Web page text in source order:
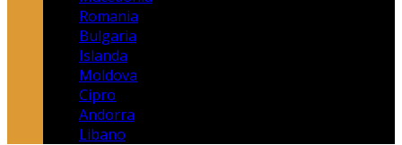
Romania
Bulgaria
Islanda
Moldova
Cipro
Andorra
Libano